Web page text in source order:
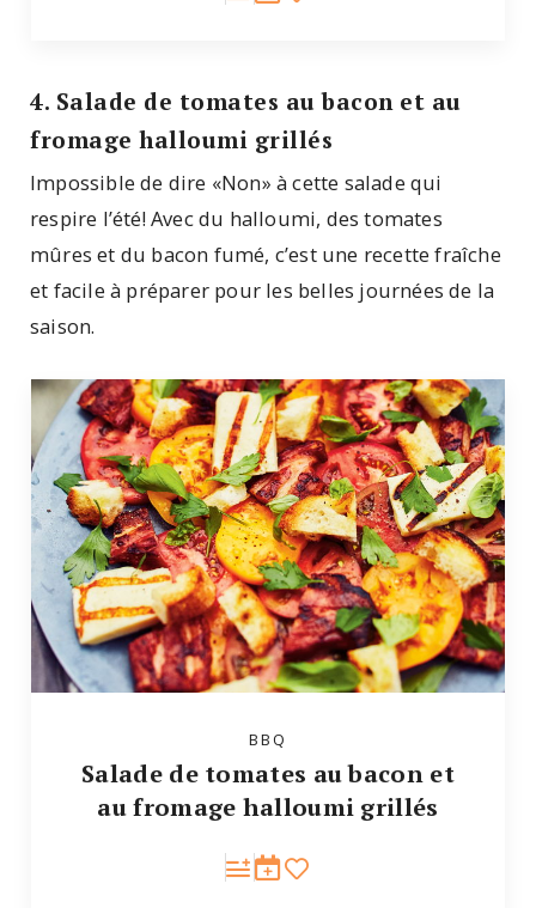
4. Salade de tomates au bacon et au
fromage halloumi grillés
Impossible de dire «Non» à cette salade qui
respire l’été! Avec du halloumi, des tomates
mûres et du bacon fumé, c’est une recette fraîche
et facile à préparer pour les belles journées de la
saison.
BBQ
Salade de tomates au bacon et
au fromage halloumi grillés